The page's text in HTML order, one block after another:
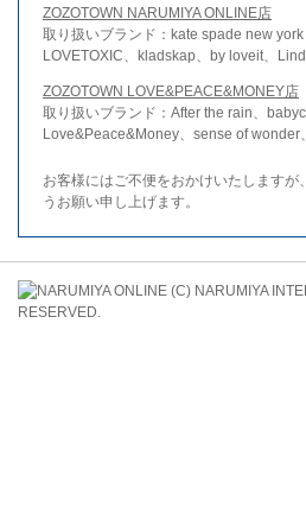
ZOZOTOWN NARUMIYA ONLINE店
取り扱いブランド：kate spade new york
LOVETOXIC、kladskap、by loveit、
ZOZOTOWN LOVE&PEACE&MONEY店
取り扱いブランド：After the rain、
Love&Peace&Money、sense of wonder
お客様にはご不便をおかけいたしますが
うお願い申し上げます。